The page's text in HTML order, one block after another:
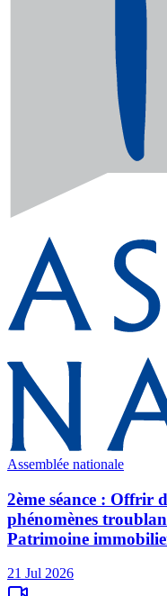
Assemblée nationale
2ème séance : Offrir
phénomènes
Patrimoine
21 Jul 2026